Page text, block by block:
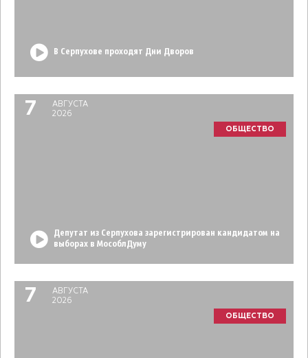
В Серпухове проходят Дни Дворов
7
АВГУСТА
2026
ОБЩЕСТВО
Депутат из Серпухова зарегистрирован кандидатом на
выборах в МособлДуму
7
АВГУСТА
2026
ОБЩЕСТВО